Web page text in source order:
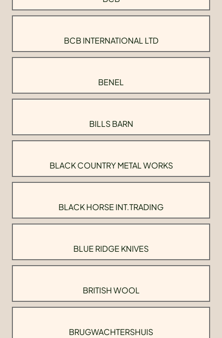
BCB INTERNATIONAL LTD
BENEL
BILLS BARN
BLACK COUNTRY METAL WORKS
BLACK HORSE INT.TRADING
BLUE RIDGE KNIVES
BRITISH WOOL
BRUGWACHTERSHUIS